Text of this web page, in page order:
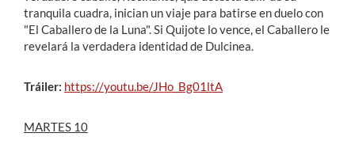
tranquila cuadra, inician un viaje para batirse en duelo con
"El Caballero de la Luna". Si Quijote lo vence, el Caballero le
revelará la verdadera identidad de Dulcinea.
Tráiler: https://youtu.be/JHo_Bg01ltA
MARTES 10